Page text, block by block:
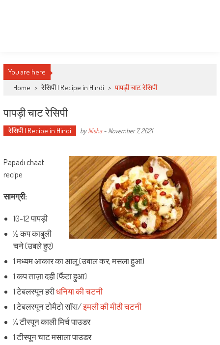
You are here
Home > रेसिपी | Recipe in Hindi > पापड़ी चाट रेसिपी
पापड़ी चाट रेसिपी
रेसिपी | Recipe in Hindi byNisha- November 7, 2021
Papadi chaat
recipe
सामग्री:
10-12 पापड़ी
½ कप काबुली
चने (उबले हुए)
1 मध्यम आकार का आलू (उबाल कर, मसला हुआ)
1 कप ताज़ा दही (फैंटा हुआ)
1 टेबलस्पून हरीधनिया की चटनी
1 टेबलस्पून टोमैटो सॉस/इमली की मीठी चटनी
¼ टीस्पून काली मिर्च पाउडर
1 टीस्पून चाट मसाला पाउडर